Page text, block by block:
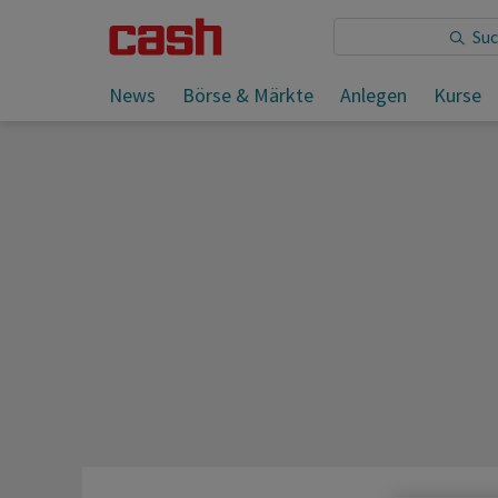
News Börse & Märkte Anlegen Kurse
Sie lesen: